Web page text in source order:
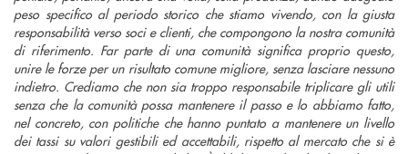
peso specifico al periodo storico che stiamo vivendo, con la giusta
responsabilità verso soci e clienti, che compongono la nostra comunità
di riferimento. Far parte di una comunità significa proprio questo,
unire le forze per un risultato comune migliore, senza lasciare nessuno
indietro. Crediamo che non sia troppo responsabile triplicare gli utili
senza che la comunità possa mantenere il passo e lo abbiamo fatto,
nel concreto, con politiche che hanno puntato a mantenere un livello
dei tassi su valori gestibili ed accettabili, rispetto al mercato che si è